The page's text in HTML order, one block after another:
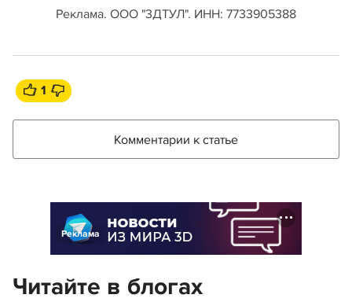
Реклама. ООО "3ДТУЛ". ИНН: 7733905388
1
Комментарии к статье
Реклама
Читайте в блогах